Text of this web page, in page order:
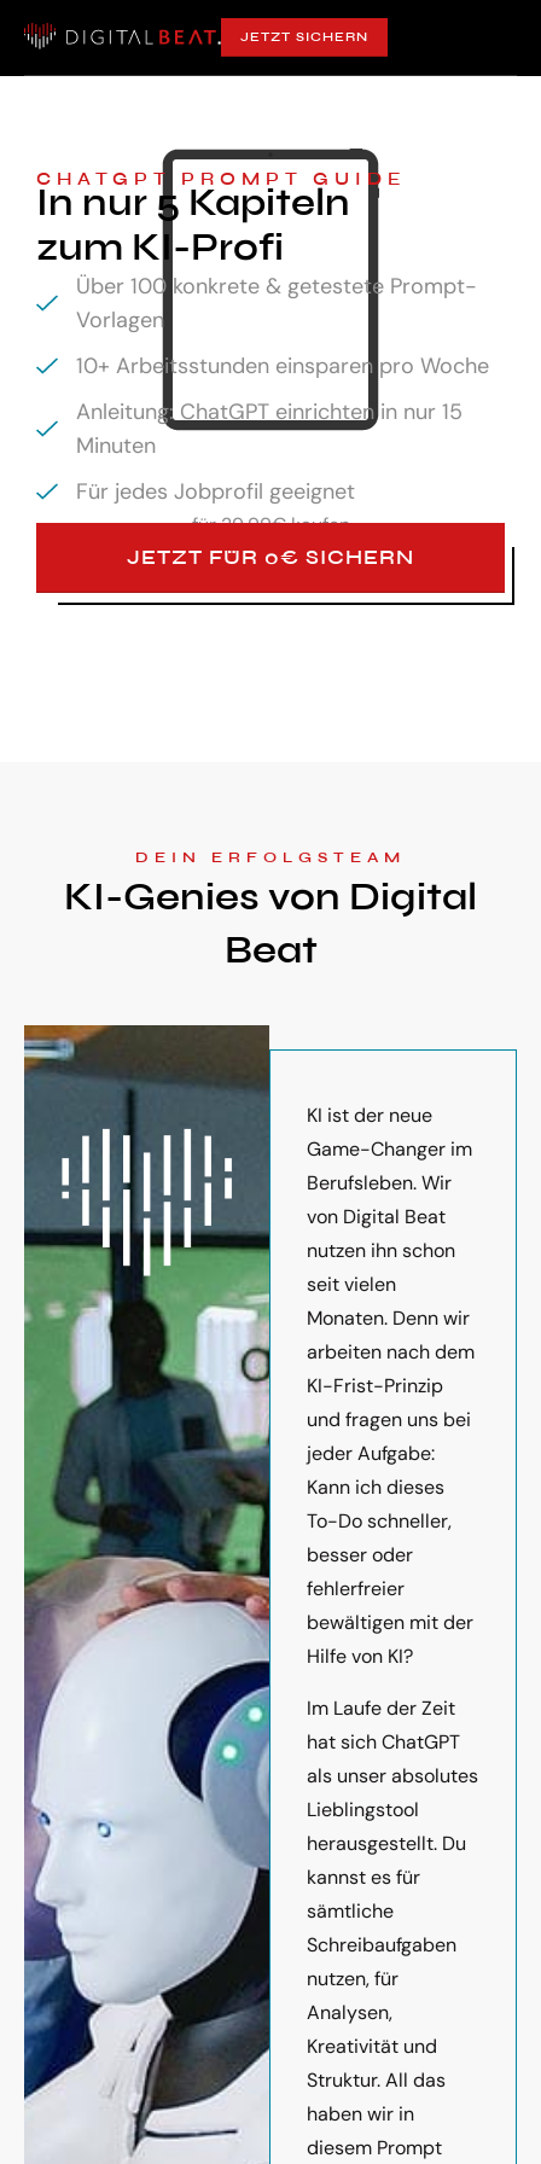
JETZT SICHERN
CHATGPT PROMPT GUIDE
In nur 5 Kapiteln
zum KI-Profi
Über 100 konkrete & getestete Prompt-
Vorlagen
10+ Arbeitsstunden einsparen pro Woche
Anleitung: ChatGPT einrichten in nur 15
Minuten
Für jedes Jobprofil geeignet
für29,99€ kaufen
JETZT FÜR 0€ SICHERN
DEIN ERFOLGSTEAM
KI-Genies von Digital
Beat
KI ist der neue
Game-Changer im
Berufsleben. Wir
von Digital Beat
nutzen ihn schon
seit vielen
Monaten. Denn wir
arbeiten nach dem
KI-Frist-Prinzip
und fragen uns bei
jeder Aufgabe:
Kann ich dieses
To-Do schneller,
besser oder
fehlerfreier
bewältigen mit der
Hilfe von KI?
Im Laufe der Zeit
hat sich ChatGPT
als unser absolutes
Lieblingstool
herausgestellt. Du
kannst es für
sämtliche
Schreibaufgaben
nutzen, für
Analysen,
Kreativität und
Struktur. All das
haben wir in
diesem Prompt